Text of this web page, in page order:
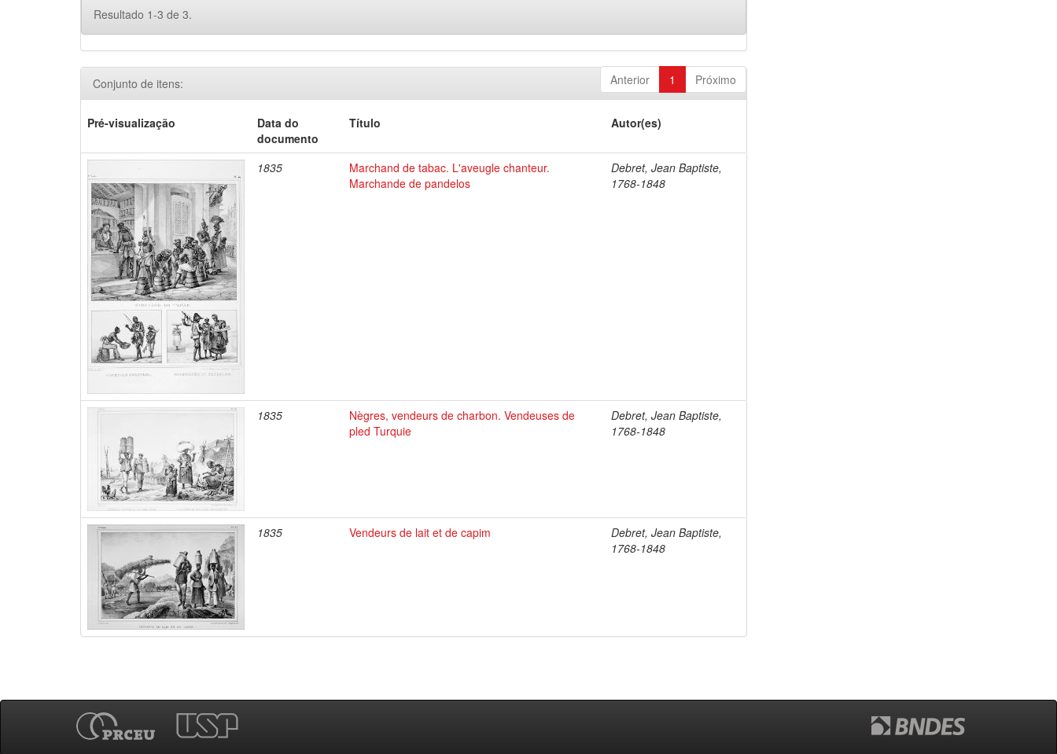
Resultado 1-3 de 3.
Anterior 1 Próximo
Conjunto de itens:
Pré-visualização
Data do
documento
Título Autor(es)
1835
Marchand de tabac. L'aveugle chanteur.
Marchande de pandelos
Debret, Jean Baptiste,
1768-1848
1835
Nègres, vendeurs de charbon. Vendeuses de
pled Turquie
Debret, Jean Baptiste,
1768-1848
1835 Vendeurs de lait et de capim
Debret, Jean Baptiste,
1768-1848